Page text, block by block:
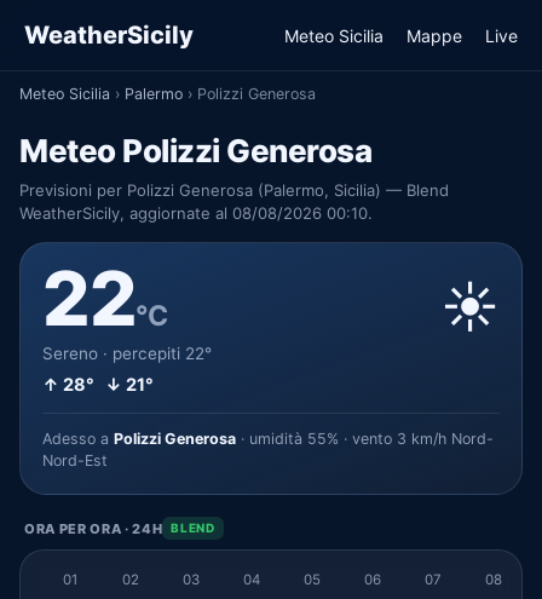
WeatherSicily Meteo Sicilia Mappe Live
Meteo Sicilia › Palermo › Polizzi Generosa
Meteo Polizzi Generosa
Previsioni per Polizzi Generosa (Palermo, Sicilia) — Blend
WeatherSicily, aggiornate al 08/08/2026 00:10.
22°C
Sereno · percepiti 22°
↑ 28° ↓ 21°
☀️
Adesso a Polizzi Generosa · umidità 55% · vento 3 km/h Nord-
Nord-Est
ORA PER ORA · 24H BLEND
01 02 03 04 05 06 07 08